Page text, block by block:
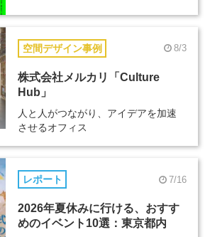
空間デザイン事例 8/3
株式会社メルカリ「Culture
Hub」
人と人がつながり、アイデアを加速
させるオフィス
レポート 7/16
2026年夏休みに行ける、おすす
めのイベント10選：東京都内